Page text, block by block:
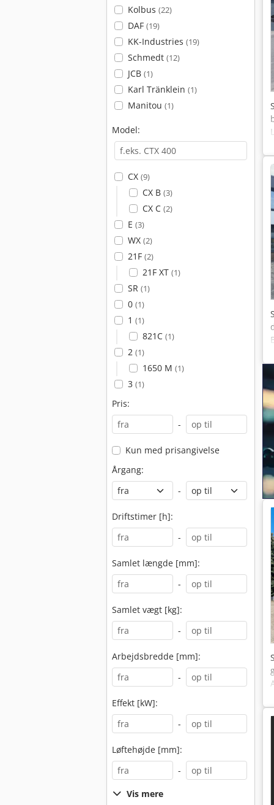
Kolbus (22)
DAF (19)
KK-Industries (19)
Schmedt (12)
JCB (1)
Karl Tränklein (1)
Manitou (1)
Model:
CX (9)
CX B (3)
CX C (2)
E (3)
WX (2)
21F (2)
21F XT (1)
SR (1)
0 (1)
1 (1)
821C (1)
2 (1)
1650 M (1)
3 (1)
Pris:
-
Kun med prisangivelse
Årgang:
-
Driftstimer [h]:
-
Samlet længde [mm]:
-
Samlet vægt [kg]:
-
Arbejdsbredde [mm]:
-
Effekt [kW]:
-
Løftehøjde [mm]:
-
Vis mere